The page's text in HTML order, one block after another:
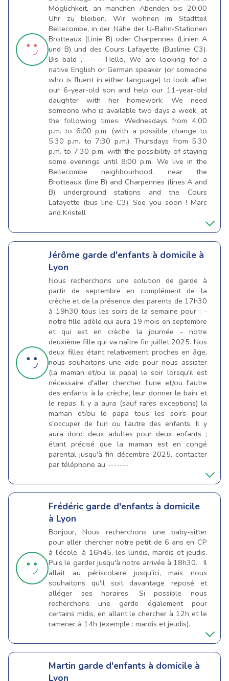
Möglichkeit, an manchen Abenden bis 20:00
Uhr zu bleiben. Wir wohnen im Stadtteil
Bellecombe, in der Nähe der U-Bahn-Stationen
Brotteaux (Linie B) oder Charpennes (Linien A
und B) und des Cours Lafayette (Buslinie C3).
Bis bald , ----- Hello, We are looking for a
native English or German speaker (or someone
who is fluent in either language) to look after
our 6-year-old son and help our 11-year-old
daughter with her homework. We need
someone who is available two days a week, at
the following times: Wednesdays from 4:00
p.m. to 6:00 p.m. (with a possible change to
5:30 p.m. to 7:30 p.m.). Thursdays from 5:30
p.m. to 7:30 p.m. with the possibility of staying
some evenings until 8:00 p.m. We live in the
Bellecombe neighbourhood, near the
Brotteaux (line B) and Charpennes (lines A and
B) underground stations and the Cours
Lafayette (bus line C3). See you soon ! Marc
and Kristell
Jérôme garde d'enfants à domicile à
Lyon
Nous recherchons une solution de garde à
partir de septembre en complément de la
crèche et de la présence des parents de 17h30
à 19h30 tous les soirs de la semaine pour : -
notre fille adèle qui aura 19 mois en septembre
et qui est en crèche la journée - notre
deuxième fille qui va naître fin juillet 2025. Nos
deux filles étant relativement proches en âge,
nous souhaitons une aide pour nous assister
(la maman et/ou le papa) le soir lorsqu'il est
nécessaire d'aller chercher l'une et/ou l'autre
des enfants à la crèche, leur donner le bain et
le repas. Il y a aura (sauf rares exceptions) la
maman et/ou le papa tous les soirs pour
s'occuper de l'un ou l'autre des enfants. Il y
aura donc deux adultes pour deux enfants ;
étant précisé que la maman est en congé
parental jusqu'à fin décembre 2025. contacter
par téléphone au -------
Frédéric garde d'enfants à domicile
à Lyon
Bonjour, Nous recherchons une baby-sitter
pour aller chercher notre petit de 6 ans en CP
à l'école, à 16h45, les lundis, mardis et jeudis.
Puis le garder jusqu'à notre arrivée à 18h30. . Il
allait au périscolaire jusqu'ici, mais nous
souhaitons qu'il soit davantage reposé et
alléger ses horaires. Si possible nous
recherchons une garde également pour
certains midis, en allant le chercher à 12h et le
ramener à 14h (exemple : mardis et jeudis).
Martin garde d'enfants à domicile à
Lyon